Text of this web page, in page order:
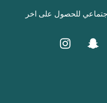
للحصول على اخر